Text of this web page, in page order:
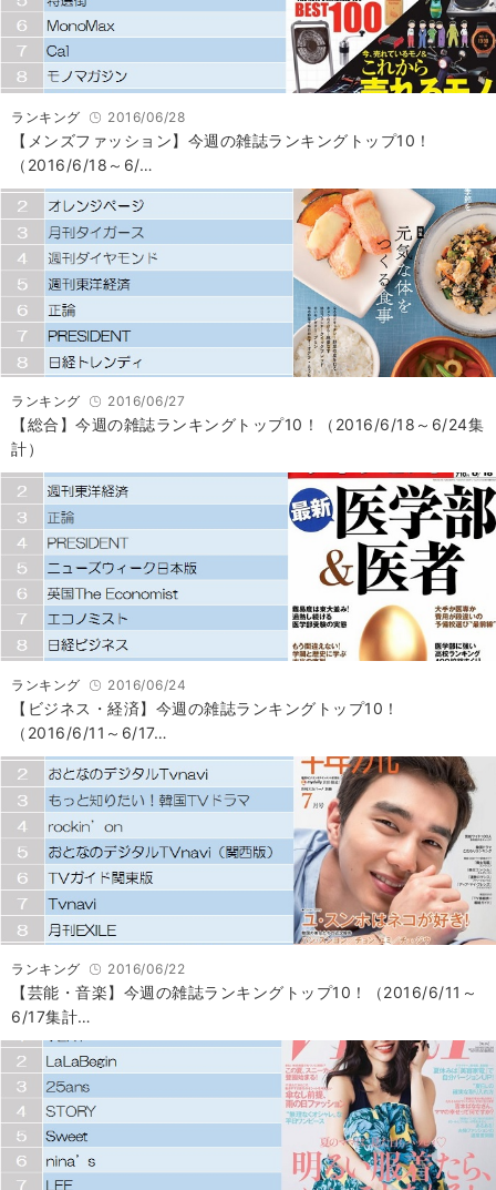
ランキング 2016/06/28
【メンズファッション】今週の雑誌ランキングトップ10！
（2016/6/18～6/…
ランキング 2016/06/27
【総合】今週の雑誌ランキングトップ10！（2016/6/18～6/24集
計）
ランキング 2016/06/24
【ビジネス・経済】今週の雑誌ランキングトップ10！
（2016/6/11～6/17…
ランキング 2016/06/22
【芸能・音楽】今週の雑誌ランキングトップ10！（2016/6/11～
6/17集計…